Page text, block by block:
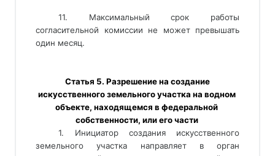
11. Максимальный срок работы
согласительной комиссии не может превышать
один месяц.
искусственного земельного участка на водном
объекте, находящемся в федеральной
собственности, или его части
1. Инициатор создания искусственного
земельного участка направляет в орган